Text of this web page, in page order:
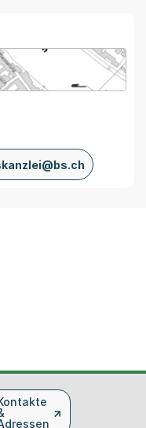
von MapBS.
Link, wird in einem